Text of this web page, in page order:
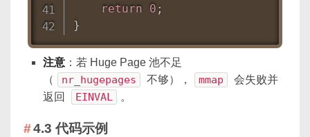
return
0 ;
}
注意 ：若 Huge Page 池不足
（
nr_hugepages 不够）， mmap
会失败并
返回
EINVAL 。
4.3 代码示例